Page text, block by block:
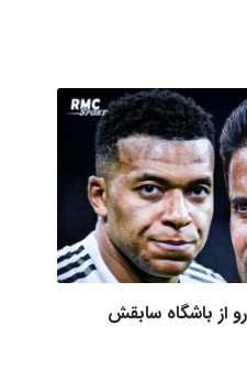
یورو از باشگاه سابقش